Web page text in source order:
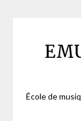
École de